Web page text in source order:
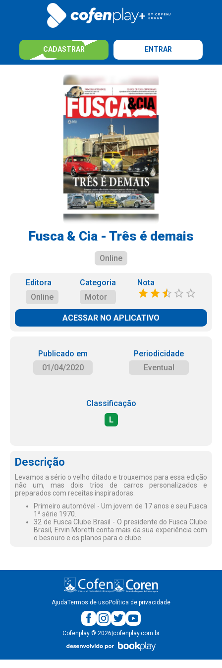
CADASTRAR ENTRAR
Fusca & Cia - Três é demais
Online
Editora
Online
Categoria
Motor
Nota
ACESSAR NO APLICATIVO
Publicado em
01/04/2020
Periodicidade
Eventual
Classificação
L
Descrição
Levamos a sério o velho ditado e trouxemos para essa edição
não um, mas dois trios de carros personalizados e
preparados com receitas inspiradoras.
Primeiro automóvel - Um jovem de 17 anos e seu Fusca
1ª série 1970.
32 de Fusca Clube Brasil - O presidente do Fusca Clube
Brasil, Ervin Moretti conta mais da sua experiência com
o besouro e os planos para o clube.
AjudaTermos de usoPolítica de privacidade
Cofenplay ® 2026 cofenplay.com.br